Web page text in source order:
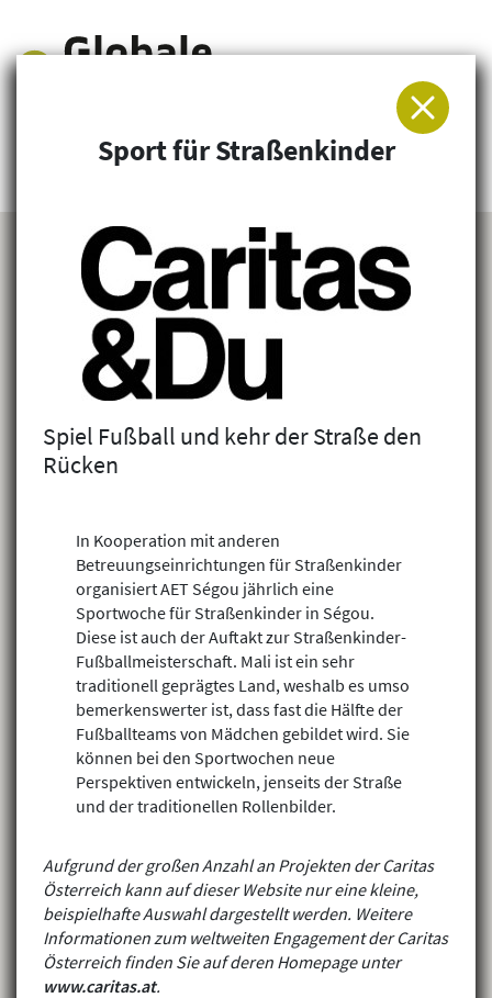
Arbeitsgemeinschaft für Entwicklung und
Sport für Straßenkinder
Spiel Fußball und kehr der Straße den
Rücken
In Kooperation mit anderen
Betreuungseinrichtungen für Straßenkinder
organisiert AET Ségou jährlich eine
Sportwoche für Straßenkinder in Ségou.
Diese ist auch der Auftakt zur Straßenkinder-
Fußballmeisterschaft. Mali ist ein sehr
traditionell geprägtes Land, weshalb es umso
bemerkenswerter ist, dass fast die Hälfte der
Fußballteams von Mädchen gebildet wird. Sie
können bei den Sportwochen neue
Perspektiven entwickeln, jenseits der Straße
und der traditionellen Rollenbilder.
Aufgrund der großen Anzahl an Projekten der Caritas
Österreich kann auf dieser Website nur eine kleine,
beispielhafte Auswahl dargestellt werden. Weitere
Informationen zum weltweiten Engagement der Caritas
Österreich finden Sie auf deren Homepage unter
www.caritas.at.